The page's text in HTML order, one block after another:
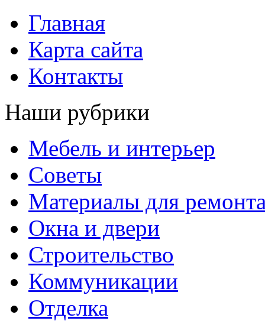
Главная
Карта сайта
Контакты
Наши рубрики
Мебель и интерьер
Советы
Материалы для
Окна и двери
Строительство
Коммуникации
Отделка